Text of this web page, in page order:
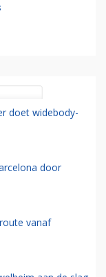
doet widebody-
door
vanaf